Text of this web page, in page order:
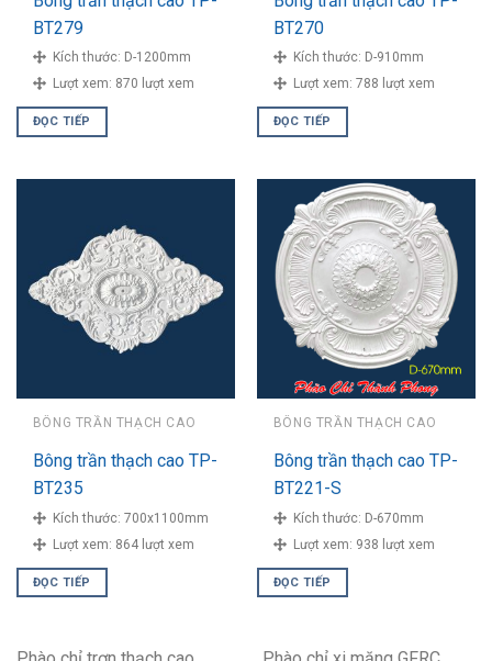
BT279
Kích thước: D-1200mm
Lượt xem: 870 lượt xem
ĐỌC TIẾP
BT270
Kích thước: D-910mm
Lượt xem: 788 lượt xem
ĐỌC TIẾP
BÔNG TRẦN THẠCH CAO
Bông trần thạch cao TP-
BT235
Kích thước: 700x1100mm
Lượt xem: 864 lượt xem
ĐỌC TIẾP
BÔNG TRẦN THẠCH CAO
Bông trần thạch cao TP-
BT221-S
Kích thước: D-670mm
Lượt xem: 938 lượt xem
ĐỌC TIẾP